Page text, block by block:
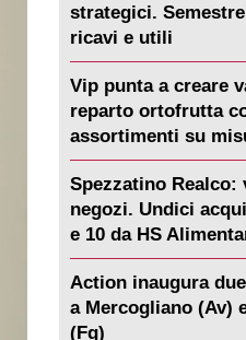
strategici.
ricavi e utili
Vip punta a creare
reparto ortofrutta
assortimenti su
Spezzatino Realco:
negozi. Undici
e 10 da HS
Action inaugura
a Mercogliano (Av)
(Fg)